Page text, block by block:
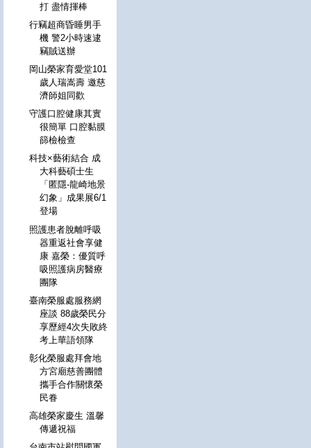
打 盡情揮棒
行竊超商昏睡男手
機 警2小時速逮
竊賊送辦
岡山榮家育愛堂101
歲人瑞嵩壽 邀慈
濟師姐同歡
守護口腔健康其實
很簡單 口腔黏膜
篩檢檢查
科技×藝術結合 成
大科藝碩士生
「匿隱-龍崎地景
幻象」成果展6/1
登場
照護患者脫離呼吸
器重返社會享健
康 嘉榮：優質呼
吸照護病房醫療
團隊
臺南榮服處服務網
座談 88歲榮民分
享歷經4次失敗終
考上華語領隊
彰化榮服處拜會地
方宮廟慈善團體
攜手合作關懷榮
民眷
高雄榮家慶生 溫馨
傳遞祝福